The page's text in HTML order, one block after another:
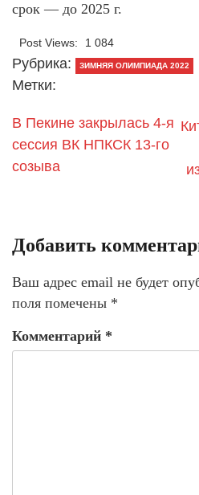
срок — до 2025 г.
Post Views: 1 084
Рубрика: ЗИМНЯЯ ОЛИМПИАДА 2022
Метки:
В Пекине закрылась 4-я
сессия ВК НПКСК 13-го
созыва
Добавить
Ваш адрес email не будет
поля помечены *
Комментарий *